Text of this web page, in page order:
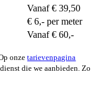
Vanaf € 39,50
€ 6,- per meter
Vanaf € 60,-
onzetarievenpagina
die we aanbieden. Zo